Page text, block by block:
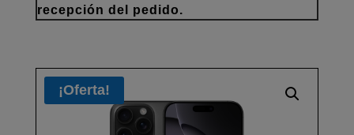
recepción del pedido.
¡Oferta!